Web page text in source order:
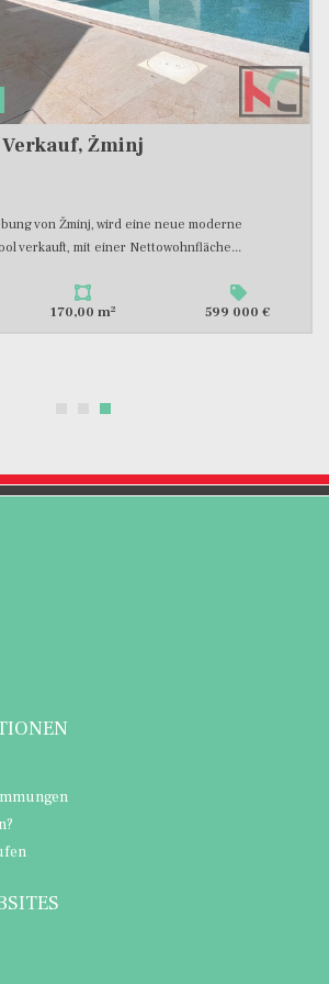
Verkauf, Žminj
von Žminj, wird eine neue moderne
verkauft, mit einer Nettowohnfläche...
170,00 m2 599 000 €